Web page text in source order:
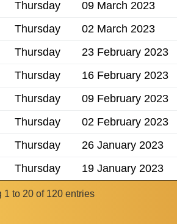
Thursday
09 March 2023
Thursday
02 March 2023
Thursday
23 February 2023
Thursday
16 February 2023
Thursday
09 February 2023
Thursday
02 February 2023
Thursday
26 January 2023
Thursday 19 January 2023
1 to 20 of 120 entries